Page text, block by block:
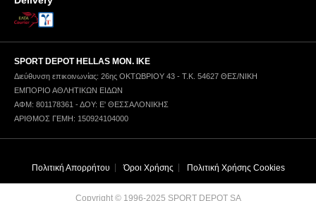
SPORT DEPOT HELLAS ΜΟΝ. ΙΚΕ
Διεύθυνση επικοινωνίας: 26ης ΟΚΤΩΒΡΙΟΥ 43 - Τ.Κ. 54627 ΘΕΣ/ΝΙΚΗ
ΕΜΠΟΡΙΟ ΑΘΛΗΤΙΚΩΝ ΕΙΔΩΝ
ΑΦΜ: 801178361 - ΔΟΥ: Ε' ΘΕΣΣΑΛΟΝΙΚΗΣ
ΑΡΙΘΜΟΣ ΓΕΜΗ: 150924104000
Πολιτική Απορρήτου Όροι Χρήσης Πολιτική Χρήσης Cookies
Copyright © 1996-2025 SPORT DEPOT SA